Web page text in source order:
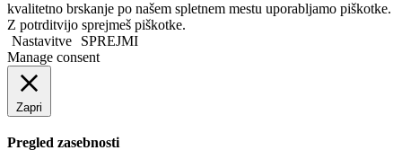
kvalitetno brskanje po našem spletnem mestu uporabljamo piškotke.
Z potrditvijo sprejmeš piškotke.
Nastavitve
SPREJMI
Manage consent
Zapri
Pregled zasebnosti